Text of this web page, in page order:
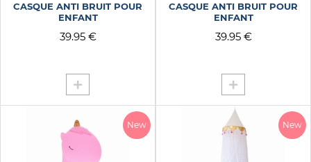
CASQUE ANTI BRUIT POUR
ENFANT
39.95 €
CASQUE ANTI BRUIT POUR
ENFANT
39.95 €
New New